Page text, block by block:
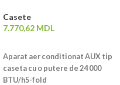
Casete
7.770,62 MDL
Aparat aer conditionat AUX tip
caseta cu o putere de 24 000
BTU/h5-fold